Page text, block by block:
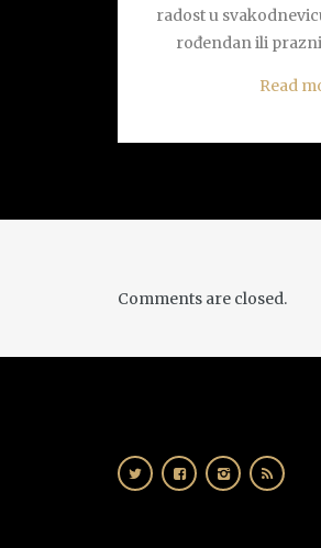
radost u
rođendan ili
Read
Comments are closed.